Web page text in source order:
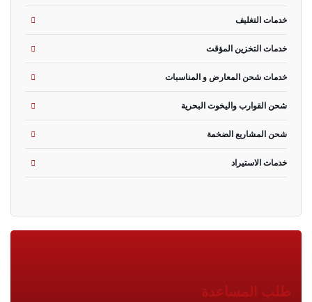
خدمات التغليف
خدمات التخزين المؤقت
خدمات شحن المعارض و المناسبات
شحن القوارب واليخوت البحرية
شحن المشاريع الضخمة
خدمات الاستيراد
طلب المساعدة